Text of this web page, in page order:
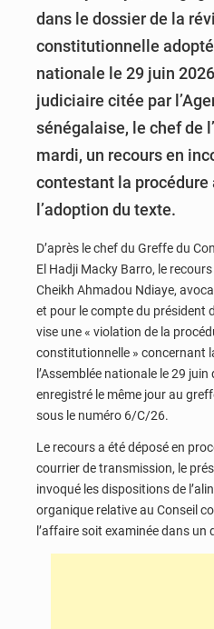
dans le dossier de la
constitutionnelle
nationale le 29 juin
judiciaire citée par
sénégalaise, le chef de
mardi, un recours en
contestant la procédure
l’adoption du texte.
D’après le chef du Greffe du
El Hadji Macky Barro, le
Cheikh Ahmadou Ndiaye,
et pour le compte du président
vise une « violation de la
constitutionnelle » concernant
l’Assemblée nationale le 29
enregistré le même jour au
sous le numéro 6/C/26.
Le recours a été déposé en
courrier de transmission, le
invoqué les dispositions de
organique relative au Conseil
l’affaire soit examinée dans un